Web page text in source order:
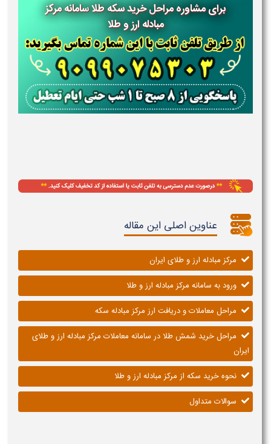
برای مشاوره مراحل خرید سکه طلاسامانه مرکز
مبادله ارز و طلا
عناوین اصلی این مقاله
مرکز مبادله ارز و طلای ایران
ورود به سامانه مرکز مبادله ارز و طلا
مراحل معاملات و دریافت ارز مرکز مبادله سکه
مراحل خرید شمش طلا در سامانه معاملات مرکز مبادله ارز و طلای
ایران
نحوه خرید سکه از مرکز مبادله ارز و طلا
سوالات متداول